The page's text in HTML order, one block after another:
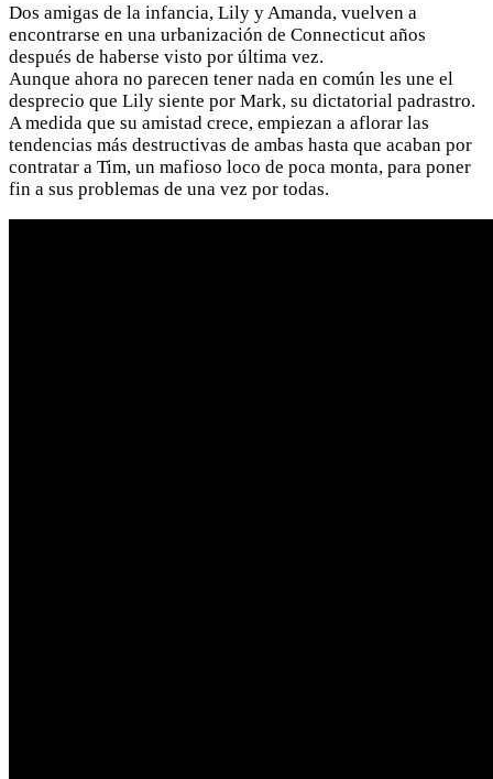
Dos amigas de la infancia, Lily y Amanda, vuelven a
encontrarse en una urbanización de Connecticut años
después de haberse visto por última vez.
Aunque ahora no parecen tener nada en común les une el
desprecio que Lily siente por Mark, su dictatorial padrastro.
A medida que su amistad crece, empiezan a aflorar las
tendencias más destructivas de ambas hasta que acaban por
contratar a Tim, un mafioso loco de poca monta, para poner
fin a sus problemas de una vez por todas.